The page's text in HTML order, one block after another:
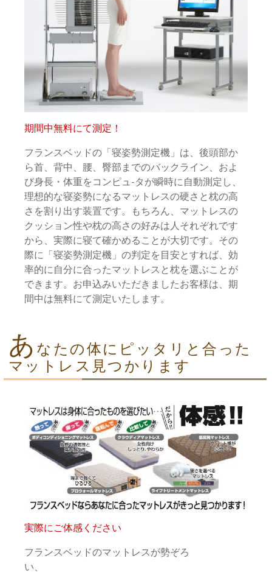
期間中無料にて測定！
フランスベッドの「寝姿勢測定機」は、後頭部か
ら首、背中、腰、臀部までのバックライン、およ
び身長・体重をコンピュ-タが瞬時に自動測定し、
理想的な寝姿勢になるマットレスの硬さと枕の高
さを割り出す装置です。もちろん、マットレスの
クッション性や枕の高さの好みは人それぞれです
から、実際に寝て確かめることが大切です。その
際に「寝姿勢測定機」の判定を目安とすれば、効
率的に自分に合ったマットレスと枕を選ぶことが
できます。お申込みいただきましたお客様は、期
間中は無料にて測定いたします。
あ なたの体にピッタリと合った
マットレス見つかります
実際にご体感ください
フランスベッドのマットレスが勢ぞろ
い、